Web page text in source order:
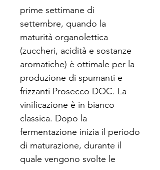
prime settimane di
settembre, quando la
maturità organolettica
(zuccheri, acidità e sostanze
aromatiche) è ottimale per la
produzione di spumanti e
frizzanti Prosecco DOC. La
vinificazione è in bianco
classica. Dopo la
fermentazione inizia il periodo
di maturazione, durante il
quale vengono svolte le